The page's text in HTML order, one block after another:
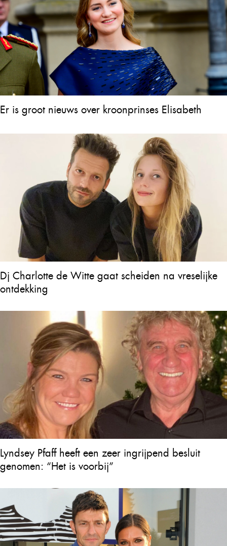
Er is groot nieuws over kroonprinses Elisabeth
Dj Charlotte de Witte gaat scheiden na vreselijke
ontdekking
Lyndsey Pfaff heeft een zeer ingrijpend besluit
genomen: “Het is voorbij”